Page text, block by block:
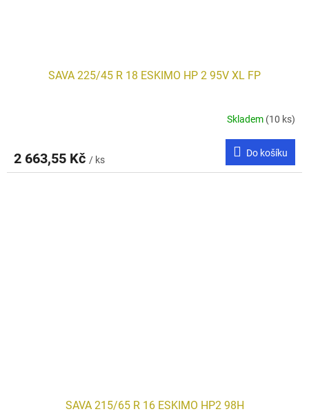
SAVA 225/45 R 18 ESKIMO HP 2 95V XL FP
Skladem (10 ks)
2 663,55 Kč / ks
Do košíku
SAVA 215/65 R 16 ESKIMO HP2 98H